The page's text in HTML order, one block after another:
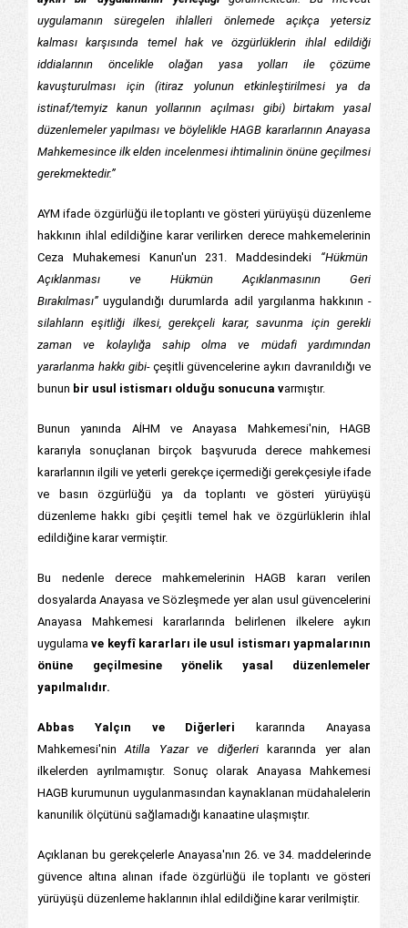
uygulamanın süregelen ihlalleri önlemede açıkça yetersiz
kalması karşısında temel hak ve özgürlüklerin ihlal edildiği
iddialarının öncelikle olağan yasa yolları ile çözüme
kavuşturulması için (itiraz yolunun etkinleştirilmesi ya da
istinaf/temyiz kanun yollarının açılması gibi) birtakım yasal
düzenlemeler yapılması ve böylelikle HAGB kararlarının Anayasa
Mahkemesince ilk elden incelenmesi ihtimalinin önüne geçilmesi
gerekmektedir.”
AYM ifade özgürlüğü ile toplantı ve gösteri yürüyüşü düzenleme
hakkının ihlal edildiğine karar verilirken derece mahkemelerinin
Ceza Muhakemesi Kanun'un 231. Maddesindeki “Hükmün
Açıklanması ve Hükmün Açıklanmasının Geri
Bırakılması” uygulandığı durumlarda adil yargılanma hakkının -
silahların eşitliği ilkesi, gerekçeli karar, savunma için gerekli
zaman ve kolaylığa sahip olma ve müdafi yardımından
yararlanma hakkı gibi-çeşitli güvencelerine aykırı davranıldığı ve
bunun bir usul istismarı olduğu sonucuna varmıştır.
Bunun yanında AİHM ve Anayasa Mahkemesi'nin, HAGB
kararıyla sonuçlanan birçok başvuruda derece mahkemesi
kararlarının ilgili ve yeterli gerekçe içermediği gerekçesiyle ifade
ve basın özgürlüğü ya da toplantı ve gösteri yürüyüşü
düzenleme hakkı gibi çeşitli temel hak ve özgürlüklerin ihlal
edildiğine karar vermiştir.
Bu nedenle derece mahkemelerinin HAGB kararı verilen
dosyalarda Anayasa ve Sözleşmede yer alan usul güvencelerini
Anayasa Mahkemesi kararlarında belirlenen ilkelere aykırı
uygulamave keyfî kararları ile usul istismarı yapmalarının
önüne geçilmesine yönelik yasal düzenlemeler
yapılmalıdır.
Abbas Yalçın ve Diğerleri kararında Anayasa
Mahkemesi'ninAtilla Yazar ve diğerlerikararında yer alan
ilkelerden ayrılmamıştır. Sonuç olarak Anayasa Mahkemesi
HAGB kurumunun uygulanmasından kaynaklanan müdahalelerin
kanunilik ölçütünü sağlamadığı kanaatine ulaşmıştır.
Açıklanan bu gerekçelerle Anayasa'nın 26. ve 34. maddelerinde
güvence altına alınan ifade özgürlüğü ile toplantı ve gösteri
yürüyüşü düzenleme haklarının ihlal edildiğine karar verilmiştir.